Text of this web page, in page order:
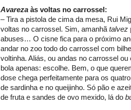
Avareza às voltas no carrossel:
– Tira a pistola de cima da mesa, Rui
voltas no carrossel. Sim, amanhãtalvez
abuses… O cisne fica para o próximo
andar no zoo todo do carrossel com
voltinha. Aliás, ou andas no carrossel
bola apenas: escolhe. Bem, o que
dose chega perfeitamente para os
de sardinha e no queijinho. Só pão e
de fruta e sandes de ovo mexido, lá do